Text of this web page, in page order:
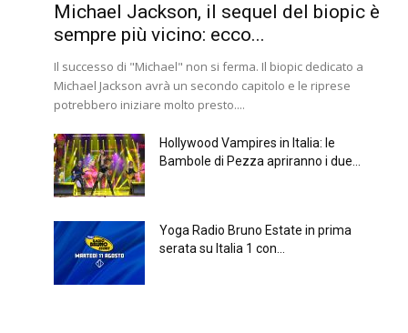
Michael Jackson, il sequel del biopic è
sempre più vicino: ecco...
Il successo di "Michael" non si ferma. Il biopic dedicato a
Michael Jackson avrà un secondo capitolo e le riprese
potrebbero iniziare molto presto....
Hollywood Vampires in Italia: le
Bambole di Pezza apriranno i due...
Yoga Radio Bruno Estate in prima
serata su Italia 1 con...